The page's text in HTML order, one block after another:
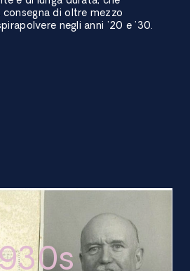
di oltre mezzo
negli anni '20 e '30.